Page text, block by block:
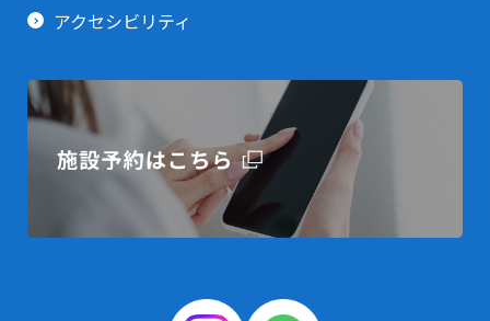
アクセシビリティ